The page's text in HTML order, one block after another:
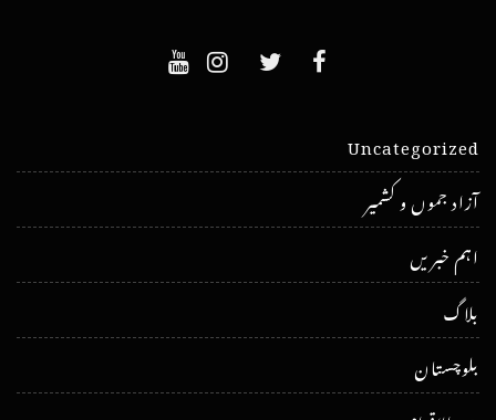
Uncategorized
آزاد جموں و کشمیر
اہم خبریں
بلاگ
بلوچستان